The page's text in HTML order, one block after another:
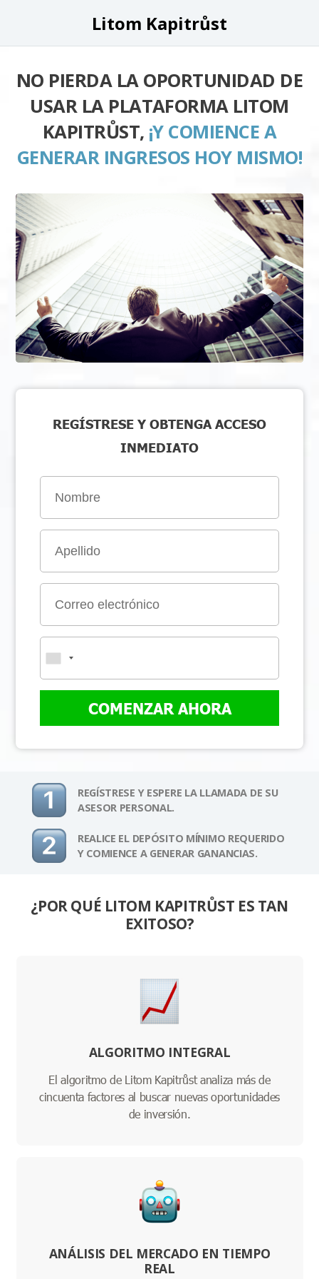
Litom Kapitrůst
NO PIERDA LA OPORTUNIDAD DE
USAR LA PLATAFORMA LITOM
KAPITRŮST, ¡Y COMIENCE A
GENERAR INGRESOS HOY MISMO!
REGÍSTRESE Y OBTENGA ACCESO
INMEDIATO
COMENZAR AHORA
REGÍSTRESE Y ESPERE LA LLAMADA DE SU
ASESOR PERSONAL.
REALICE EL DEPÓSITO MÍNIMO REQUERIDO
Y COMIENCE A GENERAR GANANCIAS.
¿POR QUÉ LITOM KAPITRŮST ES TAN
EXITOSO?
ALGORITMO INTEGRAL
El algoritmo de Litom Kapitrůst analiza más de
cincuenta factores al buscar nuevas oportunidades
de inversión.
ANÁLISIS DEL MERCADO EN TIEMPO
REAL